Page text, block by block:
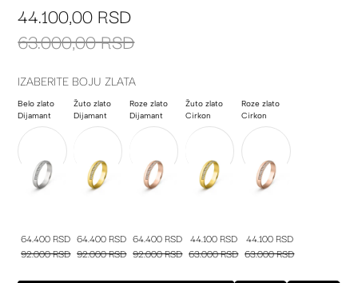
of
images
44.100,00 RSD
63.000,00 RSD
IZABERITE BOJU ZLATA
Belo zlato
Dijamant
64.400 RSD
92.000 RSD
Žuto zlato
Dijamant
64.400 RSD
92.000 RSD
Roze zlato
Dijamant
64.400 RSD
92.000 RSD
Žuto zlato
Cirkon
44.100 RSD
63.000 RSD
Roze zlato
Cirkon
44.100 RSD
63.000 RSD